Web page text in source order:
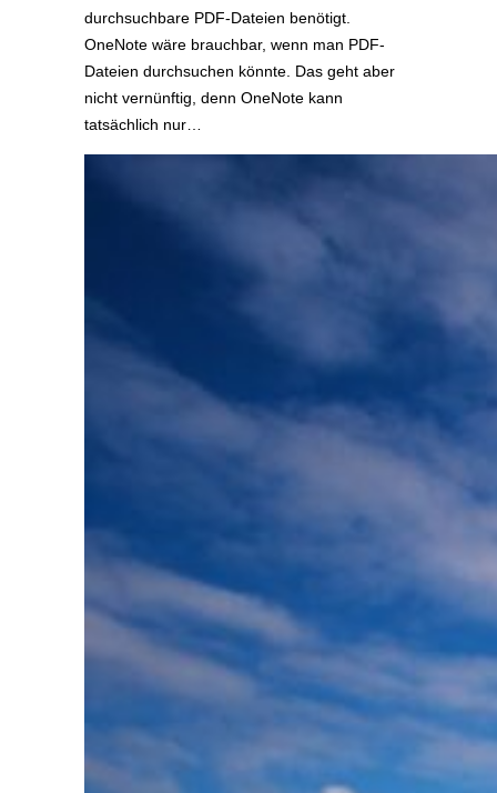
durchsuchbare PDF-Dateien benötigt.
OneNote wäre brauchbar, wenn man PDF-
Dateien durchsuchen könnte. Das geht aber
nicht vernünftig, denn OneNote kann
tatsächlich nur…